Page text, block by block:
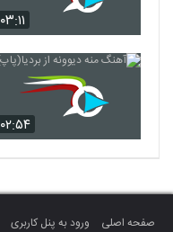
۰۳:۱۱
۰۲:۵۴
صفحه اصلی ورود به پنل کاربری